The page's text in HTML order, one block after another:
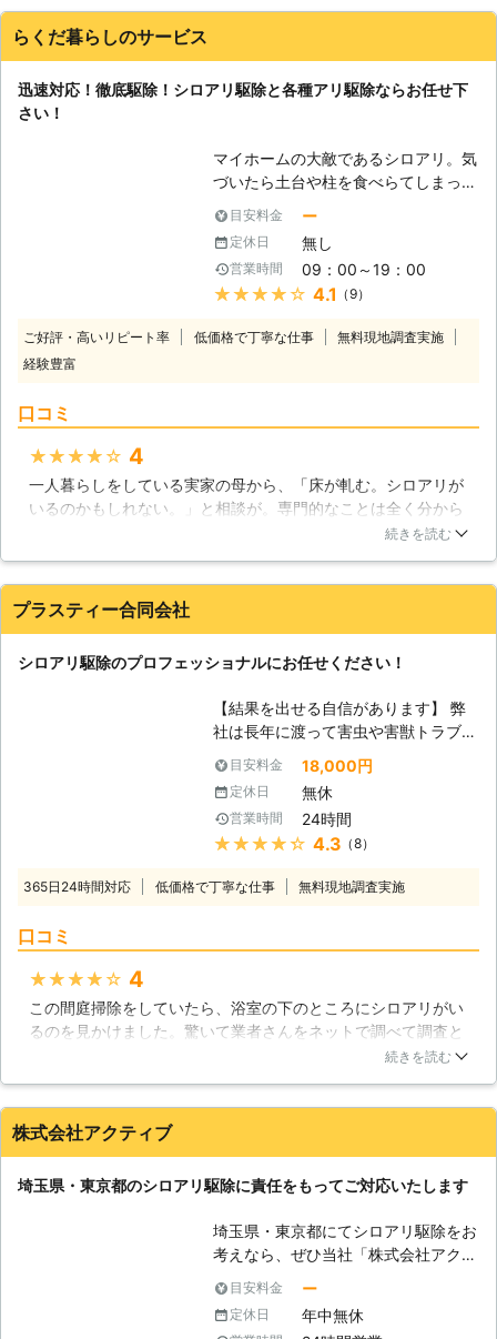
まな害虫・害獣駆除にご対応】 シロ
ロアリ全般 ・ゴキブリ ・チョウバエ
・ダニ ・ノミ ・ネズミ ・ハクビシン
・コウモリ ・ハト これらの被害でお
悩みなら、今すぐ当社までお電話をお
待ちしております。
たので安心してお願いする事が出来ました！実際の作業では、
時間もさほど掛からず、駆除だけでなく予防対策もして頂けた
千葉県
らくだ暮らしのサービス
迅速対応！徹底駆除！シロアリ駆除と各種アリ駆除ならお任せ下
さい！
マイホームの大敵であるシロアリ。気
づいたら土台や柱を食べらてしまって
いた、そんなご相談も多く寄せられま
す。シロアリを見つけたらすぐに株式
会社Rグループまでお問い合わせ下さ
い。 すぐに駆けつけて徹底的にシロ
アリ駆除を行い、大切なマイホームを
の様々な作業に対応しています】 シ
リ駆除の関する様々な作業に専門スタ
ッフが丁寧に対応します。また、シロ
アリ被害の有無を調べる調査も承って
安を一刻も早く取り除きます。料金に
見積りを行い、スタッフがしっかりと
詳細をご説明いたします。できる限り
リーズナブルな施工方法をご提案させ
ていただきますので、それらの内容に
ご納得いただいてから安心してご依頼
いただけます。
目安料金 ー
定休日 無し
営業時間 09：00～19：00
★★★★★ 4.1 （9）
ご好評・高いリピート率 低価格で丁寧な仕事
無料現地調査実施
経験豊富
口コミ
★★★★★ 4
一人暮らしをしている実家の母から、「床が軋む。シロアリが
いるのかもしれない。」と相談が。専門的なことは全く分から
ないので、こちらに相談させていただきました。一日でも早く
うので私も立ち会わせていただきましたが、作業の内容などの
説明もとても丁寧で、安心してお任せすることができました。
す。
2016年12月22日
続きを読む
プラスティー合同会社
シロアリ駆除のプロフェッショナルにお任せください！
【結果を出せる自信があります】 弊
社は長年に渡って害虫や害獣トラブル
を解決してきた実績がございます！シ
ロアリについての知識はもちろんです
が、薬剤に対する知識も豊富に持ち合
わせておりますので、安心してお任せ
頂けます。シロアリ駆除の方法は様々
ことでシロアリを一網打尽にすること
り、床下や建物の中、あるいは外にあ
る木材に穴をあけて薬剤を散布すると
いう方法です。床下の土にもこうした
薬剤を吹きつける場合があります。薬
剤の臭いが少し気になるという方もい
というメリットがあります。 【ベイ
ト工法】 この方法では地中に埋める
ステーションと呼ばれる薬剤の入った
エサを用意します。シロアリがこのエ
サを食べたり、巣に持ち帰って仲間に
食べさせることによってシロアリは巣
ごと全滅します。駆除するまでの時間
目安料金 18,000円
定休日 無休
営業時間 24時間
★★★★★ 4.3 （8）
365日24時間対応 低価格で丁寧な仕事 無料現地調査実施
口コミ
★★★★★ 4
この間庭掃除をしていたら、浴室の下のところにシロアリがい
るのを見かけました。驚いて業者さんをネットで調べて調査と
駆除に来て頂くことにしました。こちらの業者さんは、シロア
ロアリを見かけることもなくなりました。また機会がありまし
たらお願いします。
東京都 板橋区 2016年12月18日
続きを読む
株式会社アクティブ
埼玉県・東京都のシロアリ駆除に責任をもってご対応いたします
埼玉県・東京都にてシロアリ駆除をお
考えなら、ぜひ当社「株式会社アクテ
ィブ」にお任せください。お客様のご
状況にあわせた最適な施工・親切丁寧
なサービスをさせていただきます。
目安料金 ー
定休日 年中無休